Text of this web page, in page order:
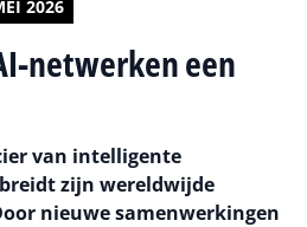
2026
netwerken een
van intelligente
zijn wereldwijde
nieuwe samenwerkingen